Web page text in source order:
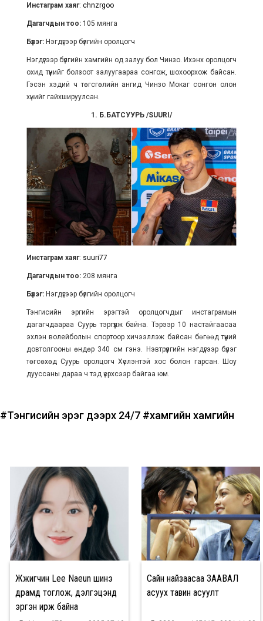
Инстаграм хаяг: chnzrgoo
Дагагчдын тоо: 105 мянга
Бүлэг: Нэгдүгээр бүлгийн оролцогч
Нэгдүгээр бүлгийн хамгийн од залуу бол Чинзо. Ихэнх оролцогч
охид түүнийг болзоот залуугаараа сонгож, шохоорхож байсан.
Гэсэн хэдий ч төгсгөлийн ангид Чинзо Мокаг сонгон олон
хүнийг гайхшируулсан.
1. Б.БАТСУУРЬ /SUURI/​
Инстаграм хаяг: suuri77
Дагагчдын тоо: 208 мянга
Бүлэг: Нэгдүгээр бүлгийн оролцогч
Тэнгисийн эргийн эрэгтэй оролцогчдыг инстаграмын
дагагчдаараа Суурь тэргүүлж байна. Тэрээр 10 настайгаасаа
эхлэн волейболын спортоор хичээллэж байсан бөгөөд түүний
довтолгооны өндөр 340 см гэнэ. Нэвтрүүлгийн нэгдүгээр бүлэг
төгсөхөд Суурь оролцогч Хүслэнтэй хос болон гарсан. Шоу
дууссаны дараа ч тэд үерхсээр байгаа юм.
#Тэнгисийн эрэг дээрх 24/7 #хамгийн хамгийн
Жүжигчин Lee Naeun шинэ
драмд тоглож, дэлгэцэнд
эргэн ирж байна
Сайн найзаасаа ЗААВАЛ
асуух тавин асуулт